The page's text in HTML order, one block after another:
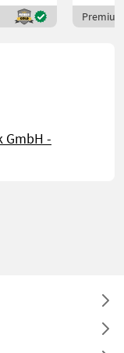
GmbH -